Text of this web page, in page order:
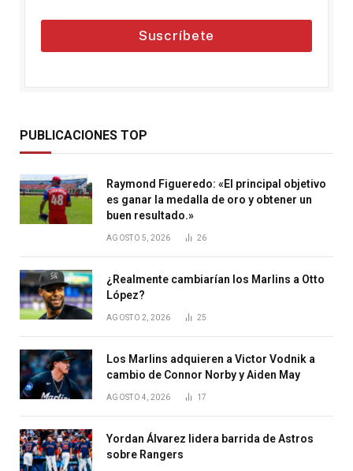
Suscríbete
PUBLICACIONES TOP
Raymond Figueredo: «El principal objetivo
es ganar la medalla de oro y obtener un
buen resultado.»
AGOSTO 5, 2026 26
¿Realmente cambiarían los Marlins a Otto
López?
AGOSTO 2, 2026 25
Los Marlins adquieren a Victor Vodnik a
cambio de Connor Norby y Aiden May
AGOSTO 4, 2026 17
Yordan Álvarez lidera barrida de Astros
sobre Rangers